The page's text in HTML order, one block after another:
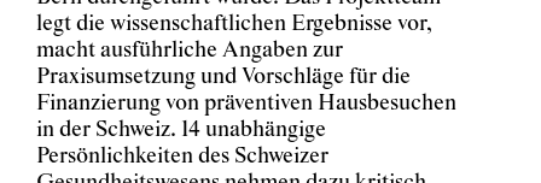
legt die wissenschaftlichen Ergebnisse vor,
macht ausführliche Angaben zur
Praxisumsetzung und Vorschläge für die
Finanzierung von präventiven Hausbesuchen
in der Schweiz. 14 unabhängige
Persönlichkeiten des Schweizer